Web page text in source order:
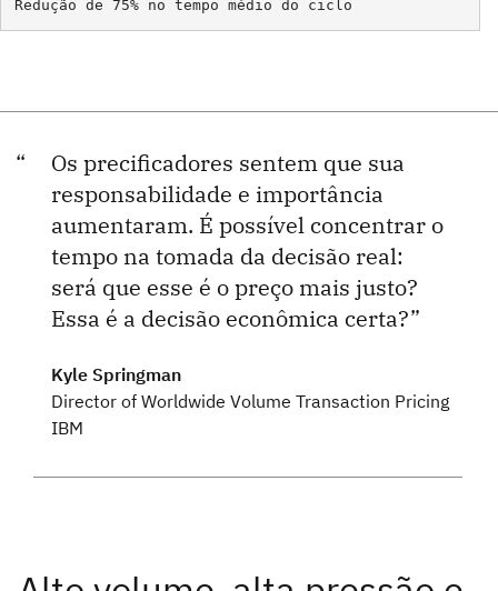
Os precificadores sentem que sua
responsabilidade e importância
aumentaram. É possível concentrar o
tempo na tomada da decisão real:
será que esse é o preço mais justo?
Essa é a decisão econômica certa?
Kyle Springman
Director of Worldwide Volume Transaction Pricing
IBM